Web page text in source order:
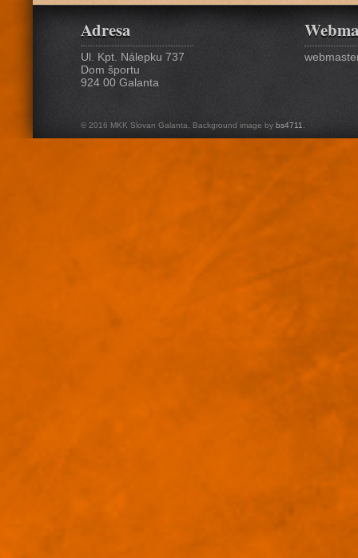
Adresa
Ul. Kpt. Nálepku 737
Dom športu
924 00 Galanta
© 2016 MKK Slovan Galanta. Background image by bs4711